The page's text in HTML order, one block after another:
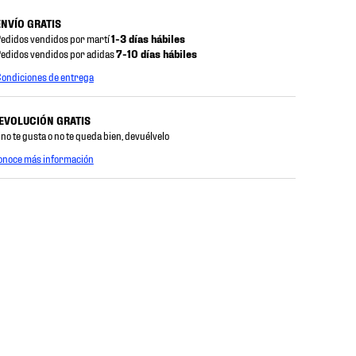
GRATIS
vendidos por martí1-3 días hábiles
vendidos por adidas7-10 días hábiles
de entrega
GRATIS
te gusta o no te queda bien, devuélvelo
más información